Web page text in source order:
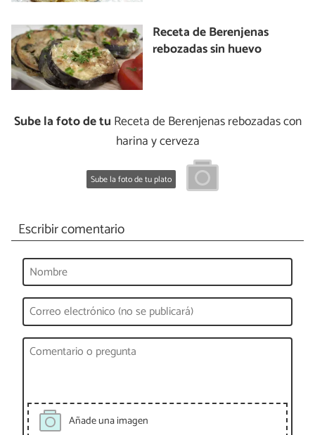
Receta de Berenjenas
rebozadas sin huevo
Sube la foto de tu Receta de Berenjenas rebozadas con
harina y cerveza
Sube la foto de tu plato
Escribir comentario
Añade una imagen